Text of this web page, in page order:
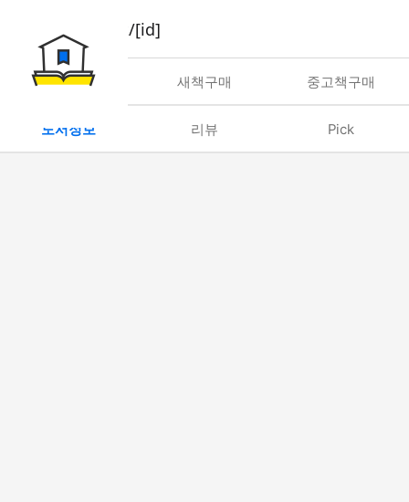
book/rent/[id]
대여 새책구매 중고책구매
도서정보 리뷰 Pick